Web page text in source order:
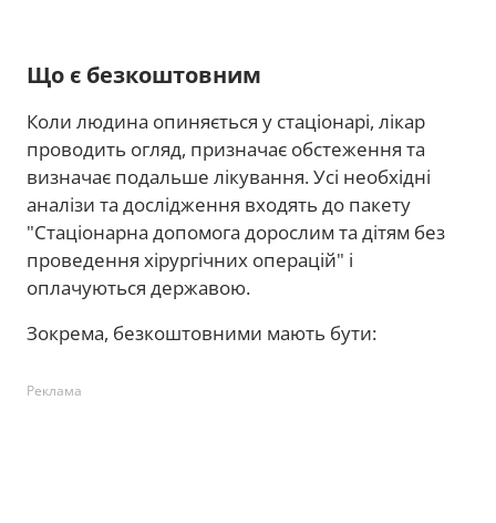
Що є безкоштовним
Коли людина опиняється у стаціонарі, лікар
проводить огляд, призначає обстеження та
визначає подальше лікування. Усі необхідні
аналізи та дослідження входять до пакету
"Стаціонарна допомога дорослим та дітям без
проведення хірургічних операцій" і
оплачуються державою.
Зокрема, безкоштовними мають бути:
Реклама